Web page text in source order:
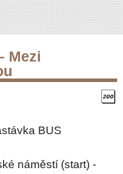
Mezi
BUS
náměstí (start) -